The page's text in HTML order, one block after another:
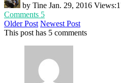
by Tine Jan. 29, 2016 Views:
Comments 5
Older Post Newest Post
This post has 5 comments